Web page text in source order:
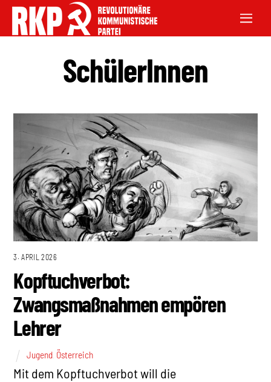
SchülerInnen
3. APRIL 2026
Kopftuchverbot:
Zwangsmaßnahmen empören
Lehrer
Jugend Österreich
Mit dem Kopftuchverbot will die